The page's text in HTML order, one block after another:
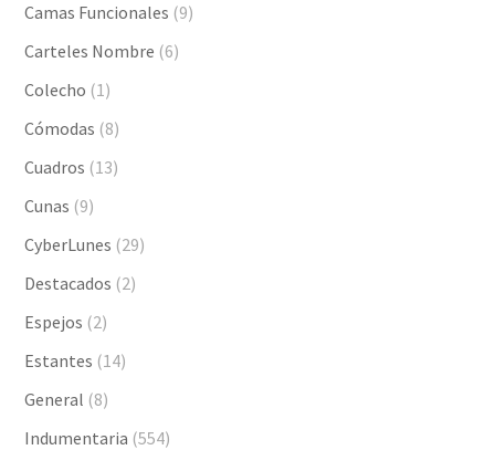
Camas Funcionales (9)
Carteles Nombre (6)
Colecho (1)
Cómodas (8)
Cuadros (13)
Cunas (9)
CyberLunes (29)
Destacados (2)
Espejos (2)
Estantes (14)
General (8)
Indumentaria (554)